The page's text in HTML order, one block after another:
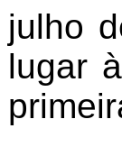
julho
lugar